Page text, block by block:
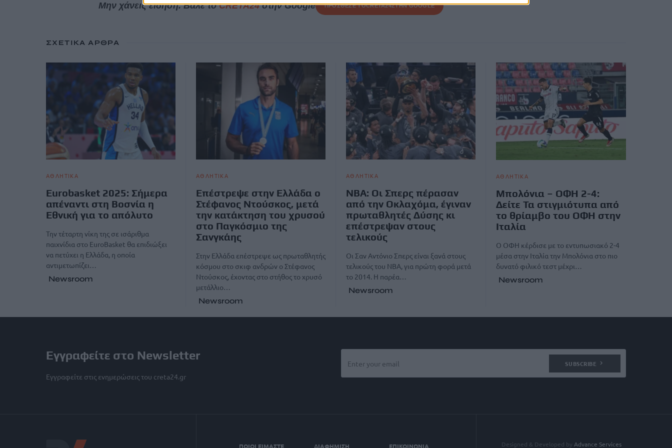
Μην χάνεις είδηση. Βάλε τοCRETA24στην Google ΠΡΟΣΘΕΣΕ ΤΟCRETA24ΣΤΗΝ GOOGLE
ΣΧΕΤΙΚΆ ΆΡΘΡΑ
ΑΘΛΗΤΙΚΑ
Eurobasket 2025: Σήμερα
απέναντι στη Βοσνία η
Εθνική για το απόλυτο
Την τέταρτη νίκη της σε ισάριθμα
παιχνίδια στο EuroBasket θα επιδιώξει
να πετύχει η Ελλάδα, η οποία
αντιμετωπίζει…
Newsroom
ΑΘΛΗΤΙΚΑ
Επέστρεψε στην Ελλάδα ο
Στέφανος Ντούσκος, μετά
την κατάκτηση του χρυσού
στο Παγκόσμιο της
Σανγκάης
Στην Ελλάδα επέστρεψε ως πρωταθλητής
κόσμου στο σκιφ ανδρών ο Στέφανος
Ντούσκος, έχοντας στο στήθος το χρυσό
μετάλλιο…
Newsroom
ΑΘΛΗΤΙΚΑ
NBA: Οι Σπερς πέρασαν
από την Οκλαχόμα, έγιναν
πρωταθλητές Δύσης κι
επέστρεψαν στους
τελικούς
Οι Σαν Αντόνιο Σπερς είναι ξανά στους
τελικούς του NBA, για πρώτη φορά μετά
το 2014. Η παρέα…
Newsroom
ΑΘΛΗΤΙΚΑ
Μπολόνια – ΟΦΗ 2-4:
Δείτε Τα στιγμιότυπα από
το θρίαμβο του ΟΦΗ στην
Ιταλία
O ΟΦΗ κέρδισε με το εντυπωσιακό 2-4
μέσα στην Ιταλία την Μπολόνια στο πιο
δυνατό φιλικό τεστ μέχρι…
Newsroom
Εγγραφείτε στο Newsletter
Εγγραφείτε στις ενημερώσεις του creta24.gr
SUBSCRIBE
ΠΟΙΟΙ ΕΙΜΑΣΤΕ ΔΙΑΦΗΜΙΣΗ ΕΠΙΚΟΙΝΩΝΙΑ Designed & Developed by Advance Services